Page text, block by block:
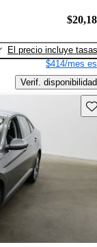
El precio incluye tasas
$414/mes
Verif. disponibilidad